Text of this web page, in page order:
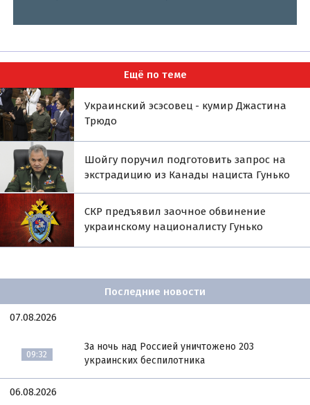
Ещё по теме
Украинский эсэсовец - кумир Джастина
Трюдо
Шойгу поручил подготовить запрос на
экстрадицию из Канады нациста Гунько
СКР предъявил заочное обвинение
украинскому националисту Гунько
Последние новости
07.08.2026
09:32
За ночь над Россией уничтожено 203
украинских беспилотника
06.08.2026